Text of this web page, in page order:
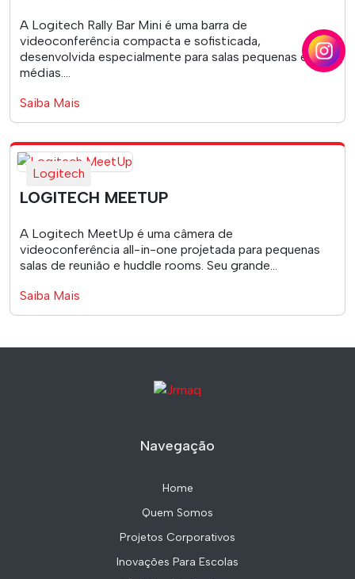
A Logitech Rally Bar Mini é uma barra de
videoconferência compacta e sofisticada,
desenvolvida especialmente para salas pequenas e
médias....
Saiba Mais
Logitech
LOGITECH MEETUP
A Logitech MeetUp é uma câmera de
videoconferência all-in-one projetada para pequenas
salas de reunião e huddle rooms. Seu grande...
Saiba Mais
Navegação
Home
Quem Somos
Projetos Corporativos
Inovações Para Escolas